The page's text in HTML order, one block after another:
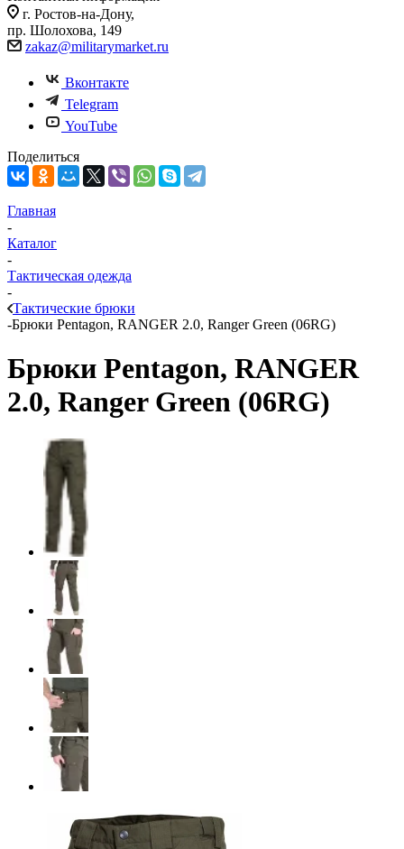
г. Ростов-на-Дону,
пр. Шолохова, 149
zakaz@militarymarket.ru
Вконтакте
Telegram
YouTube
Поделиться
Главная
-
Каталог
-
Тактическая одежда
-
Тактические брюки
-Брюки Pentagon, RANGER 2.0, Ranger Green (06RG)
Брюки Pentagon, RANGER
2.0, Ranger Green (06RG)